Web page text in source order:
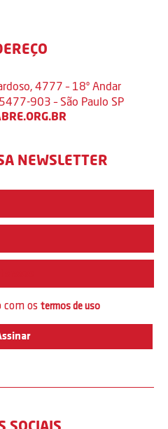
4777 – 18º Andar
903 – São Paulo SP
NEWSLETTER
com os termos de uso